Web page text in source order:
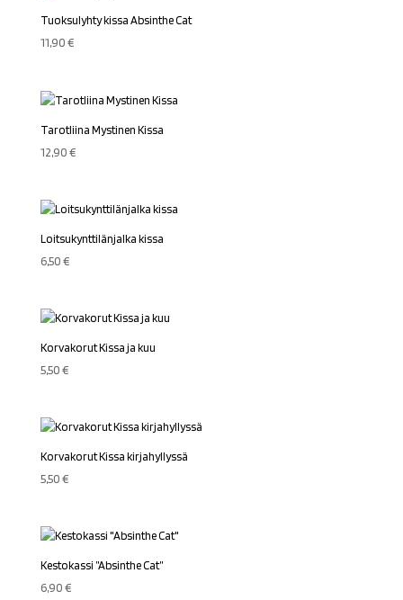
Tuoksulyhty kissa Absinthe Cat
11,90€
Tarotliina Mystinen Kissa
12,90€
Loitsukynttilänjalka kissa
6,50€
Korvakorut Kissa ja kuu
5,50€
Korvakorut Kissa kirjahyllyssä
5,50€
Kestokassi ”Absinthe Cat”
6,90€